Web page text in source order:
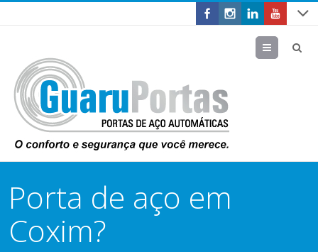
Menu
Porta de aço em
Coxim?